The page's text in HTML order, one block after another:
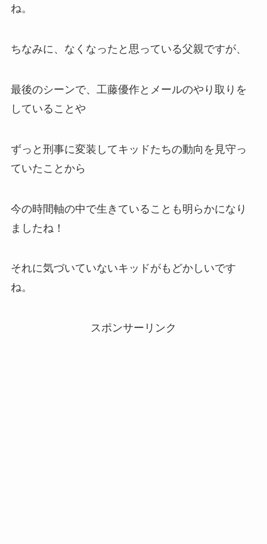
ね。
ちなみに、なくなったと思っている父親ですが、
最後のシーンで、工藤優作とメールのやり取りを
していることや
ずっと刑事に変装してキッドたちの動向を見守っ
ていたことから
今の時間軸の中で生きていることも明らかになり
ましたね！
それに気づいていないキッドがもどかしいです
ね。
スポンサーリンク